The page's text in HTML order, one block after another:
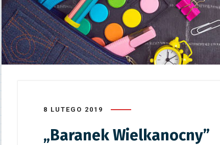
8 LUTEGO 2019
„Baranek Wielkanocny”